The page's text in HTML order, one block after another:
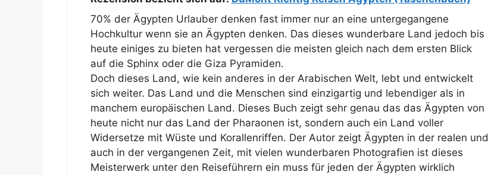
70% der Ägypten Urlauber denken fast immer nur an eine untergegangene
Hochkultur wenn sie an Ägypten denken. Das dieses wunderbare Land jedoch bis
heute einiges zu bieten hat vergessen die meisten gleich nach dem ersten Blick
auf die Sphinx oder die Giza Pyramiden.
Doch dieses Land, wie kein anderes in der Arabischen Welt, lebt und entwickelt
sich weiter. Das Land und die Menschen sind einzigartig und lebendiger als in
manchem europäischen Land. Dieses Buch zeigt sehr genau das das Ägypten von
heute nicht nur das Land der Pharaonen ist, sondern auch ein Land voller
Widersetze mit Wüste und Korallenriffen. Der Autor zeigt Ägypten in der realen und
auch in der vergangenen Zeit, mit vielen wunderbaren Photografien ist dieses
Meisterwerk unter den Reiseführern ein muss für jeden der Ägypten wirklich